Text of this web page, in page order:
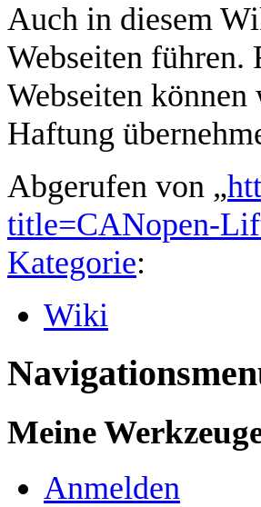
Auch in diesem
Webseiten führen.
Webseiten
Haftung
Abgerufen von „
title=CANopen-
Kategorie:
Wiki
Meine
Anmelden